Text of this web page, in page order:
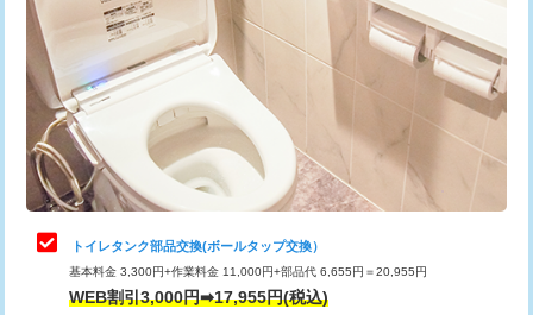
トイレタンク部品交換(ボールタップ交換）
基本料金 3,300円+作業料金 11,000円+部品代 6,655円＝20,955円
WEB割引3,000円➡17,955円(税込)